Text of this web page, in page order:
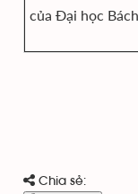
của Đại học
Chia sẻ: